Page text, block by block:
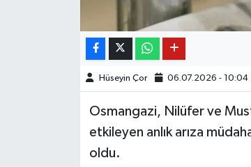
Hüseyin Çor 06.07.2026 - 10:04
Osmangazi, Nilüfer ve
etkileyen anlık arıza
oldu.